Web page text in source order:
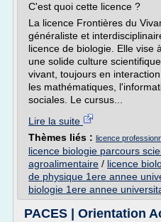
C'est quoi cette licence ?
La licence Frontières du
généraliste et
licence de biologie. Elle vise
une solide culture
vivant, toujours en
les mathématiques,
sociales. Le cursus...
Lire la suite
Thèmes liés : licence
licence biologie parcours
agroalimentaire / licence
de physique 1ere annee
biologie 1ere annee
PACES | Orientation